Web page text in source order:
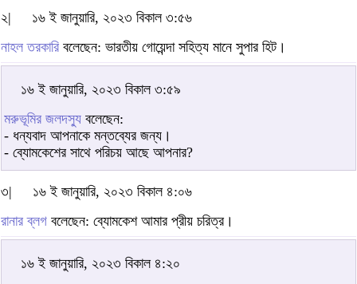
২|
১৬ ই জানুয়ারি, ২০২৩ বিকাল ৩:৫৬
নাহল তরকারি বলেছেন: ভারতীয় গোয়েন্দা সহিত্য মানে সুপার হিট।
১৬ ই জানুয়ারি, ২০২৩ বিকাল ৩:৫৯
মরুভূমির জলদস্যু বলেছেন:
- ধন্যবাদ আপনাকে মন্তব্যের জন্য।
- ব্যোমকেশের সাথে পরিচয় আছে আপনার?
৩|
১৬ ই জানুয়ারি, ২০২৩ বিকাল ৪:০৬
রানার ব্লগ বলেছেন: ব্যোমকেশ আমার প্রীয় চরিত্র।
১৬ ই জানুয়ারি, ২০২৩ বিকাল ৪:২০